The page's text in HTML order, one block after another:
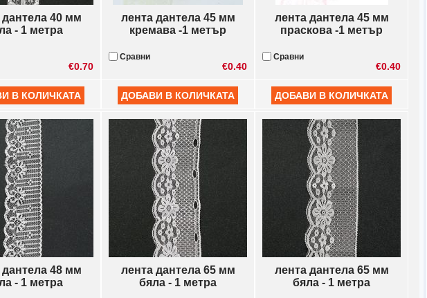
дантела 40 мм
- 1 метра
лента дантела 45 мм
кремава -1 метър
лента дантела 45 мм
праскова -1 метър
€0.70
Сравни
€0.40
Сравни
€0.40
дантела 48 мм
- 1 метра
лента дантела 65 мм
бяла - 1 метра
лента дантела 65 мм
бяла - 1 метра